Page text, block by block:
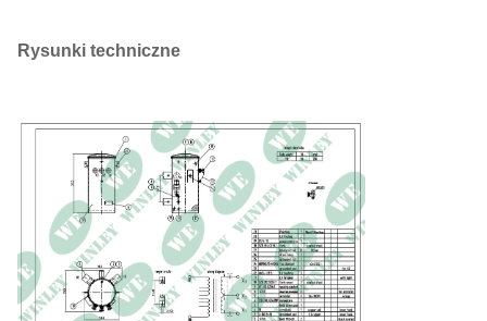
Płyn izolacyjny
Straty bez obciążenia 60W
Straty przy pełnym
obciążeniu
156W
Materiał uzwojenia Miedź
Rysunki techniczne